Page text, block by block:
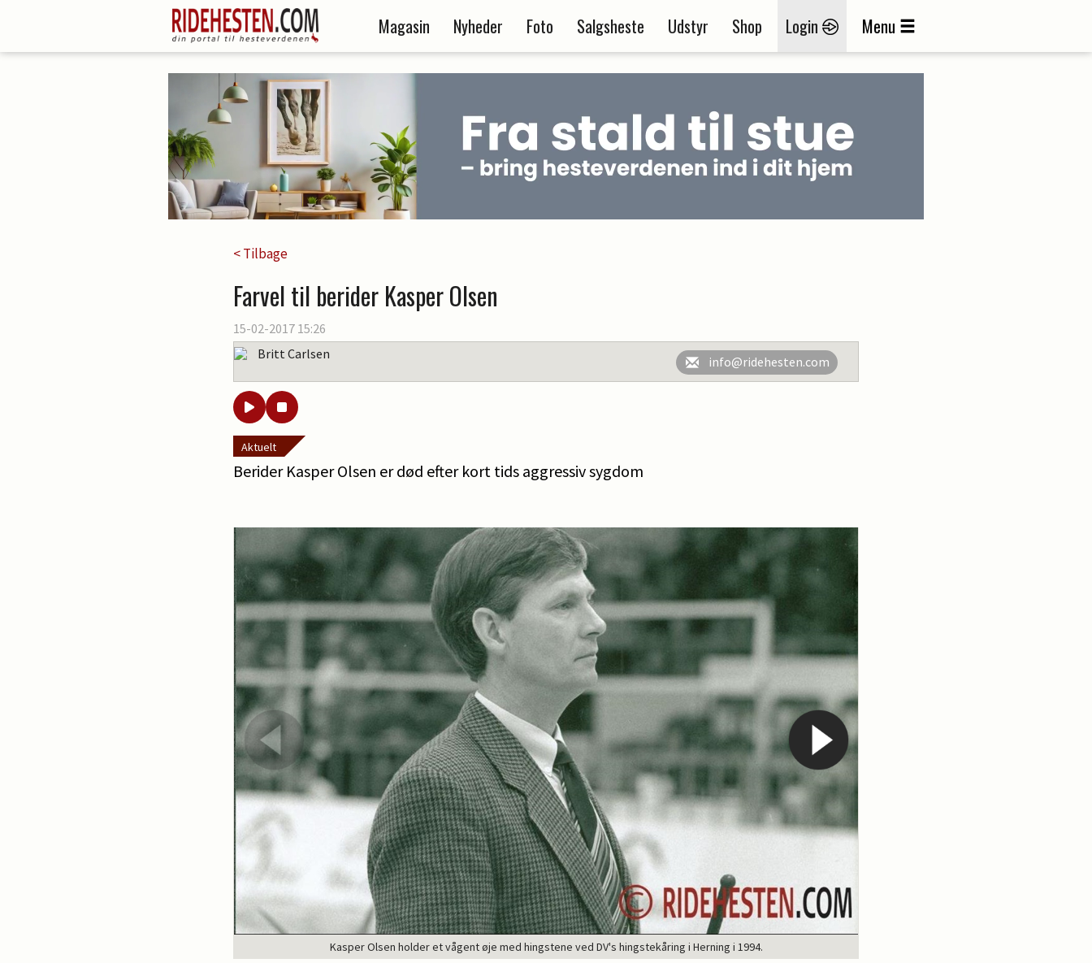
Magasin Nyheder Foto Salgsheste Udstyr Shop Login Menu
< Tilbage
Farvel til berider Kasper Olsen
15-02-2017 15:26
Britt Carlsen
info@ridehesten.com
Aktuelt
Berider Kasper Olsen er død efter kort tids aggressiv sygdom
Kasper Olsen holder et vågent øje med hingstene ved DV's hingstekåring i Herning i 1994.